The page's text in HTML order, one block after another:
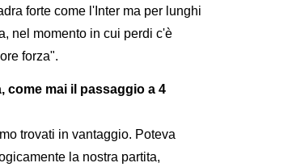
forte come l'Inter ma per lunghi
nel momento in cui perdi c'è
forza".
come mai il passaggio a 4
trovati in vantaggio. Poteva
la nostra partita,